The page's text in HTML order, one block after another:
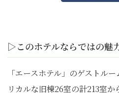
▷このホテルならではの魅
「エースホテル」のゲストル
リカルな旧棟26室の計213室か